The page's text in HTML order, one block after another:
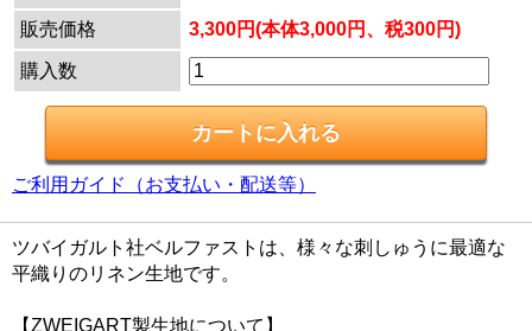
販売価格
3,300円(本体3,000円、税300円)
購入数
ご利用ガイド（お支払い・配送等）
ツバイガルト社ベルファストは、様々な刺しゅうに最適な
平織りのリネン生地です。
【ZWEIGART製生地について】